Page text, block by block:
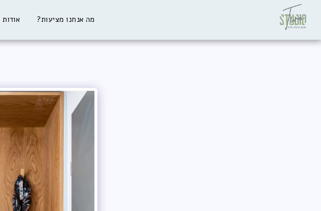
מה אנחנו מציעות? אודות